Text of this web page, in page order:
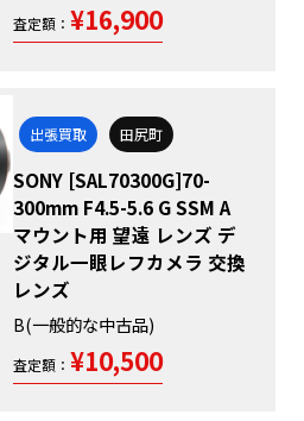
査定額： ¥16,900
出張買取 田尻町
SONY [SAL70300G]70-
300mm F4.5-5.6 G SSM A
マウント用 望遠 レンズ デ
ジタル一眼レフカメラ 交換
レンズ
B(一般的な中古品)
査定額： ¥10,500